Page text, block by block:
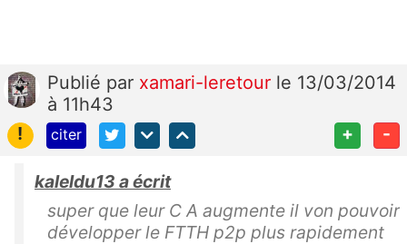
Publié par xamari-leretour le 13/03/2014
à 11h43
!
citer + -
kaleldu13 a écrit
super que leur C A augmente il von pouvoir
développer le FTTH p2p plus rapidement